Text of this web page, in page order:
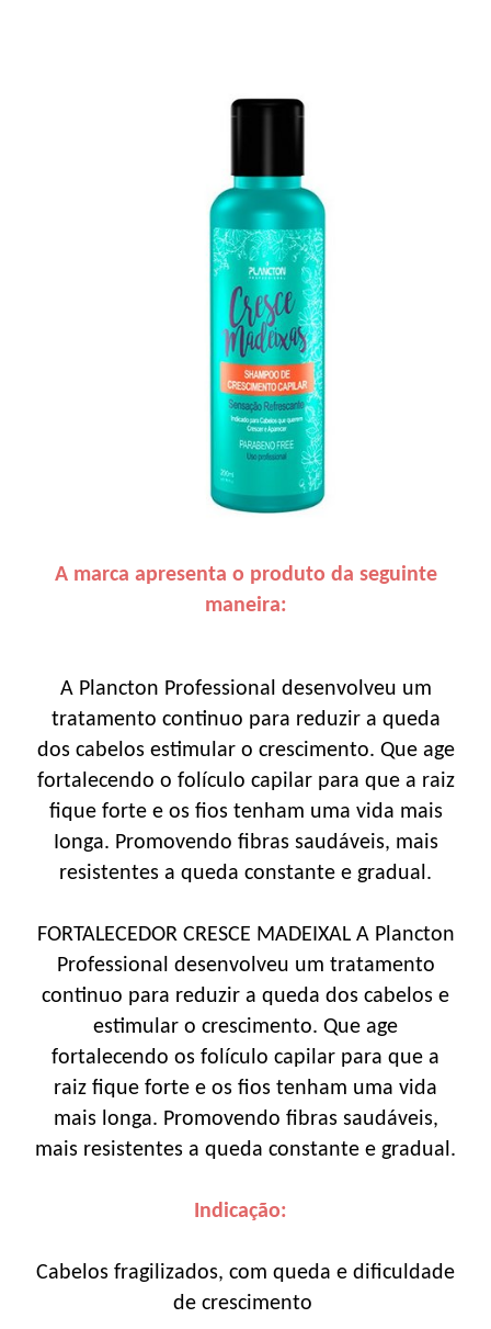
A marca apresenta o produto da seguinte
maneira:
A Plancton Professional desenvolveu um
tratamento continuo para reduzir a queda
dos cabelos estimular o crescimento. Que age
fortalecendo o folículo capilar para que a raiz
fique forte e os fios tenham uma vida mais
Ionga. Promovendo fibras saudáveis, mais
resistentes a queda constante e gradual.
FORTALECEDOR CRESCE MADEIXAL A Plancton
Professional desenvolveu um tratamento
continuo para reduzir a queda dos cabelos e
estimular o crescimento. Que age
fortalecendo os folículo capilar para que a
raiz fique forte e os fios tenham uma vida
mais longa. Promovendo fibras saudáveis,
mais resistentes a queda constante e gradual.
Indicação:
Cabelos fragilizados, com queda e dificuldade
de crescimento